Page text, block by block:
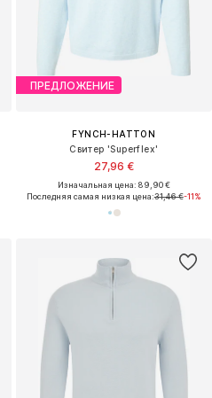
ПРЕДЛОЖЕНИЕ
FYNCH-HATTON
Свитер 'Superflex'
27,96 €
Изначальная цена: 89,90 €
Последняя самая низкая цена:31,46 €-11%